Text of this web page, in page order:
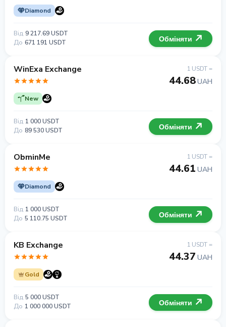
Diamond
Від 9 217.69 USDT
До 671 191 USDT Обміняти
WinExa Exchange
New
1 USDT =
44.68UAH
Від 1 000 USDT
До 89 530 USDT Обміняти
ObminMe
Diamond
1 USDT =
44.61 UAH
Від 1 000 USDT
До 5 110.75 USDT Обміняти
KB Exchange
Gold
1 USDT =
44.37 UAH
Від 5 000 USDT
До 1 000 000 USDT Обміняти